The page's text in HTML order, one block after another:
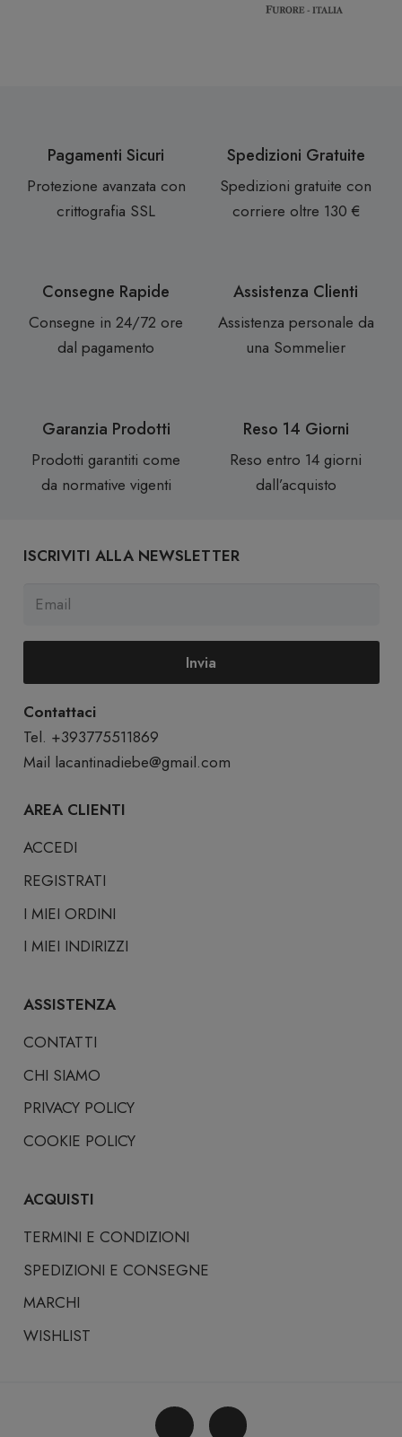
Pagamenti Sicuri
Protezione avanzata con
crittografia SSL
Spedizioni Gratuite
Spedizioni gratuite con
corriere oltre 130 €
Consegne Rapide
Consegne in 24/72 ore
dal pagamento
Assistenza Clienti
Assistenza personale da
una Sommelier
Garanzia Prodotti
Prodotti garantiti come
da normative vigenti
Reso 14 Giorni
Reso entro 14 giorni
dall’acquisto
ISCRIVITI ALLA NEWSLETTER
Invia
Contattaci
Tel. +393775511869
Mail lacantinadiebe@gmail.com
AREA CLIENTI
ACCEDI
REGISTRATI
I MIEI ORDINI
I MIEI INDIRIZZI
ASSISTENZA
CONTATTI
CHI SIAMO
PRIVACY POLICY
COOKIE POLICY
ACQUISTI
TERMINI E CONDIZIONI
SPEDIZIONI E CONSEGNE
MARCHI
WISHLIST